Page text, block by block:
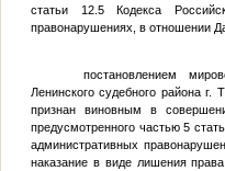
статьи 12.5 Кодекса
правонарушениях, в отношении
постановлением
Ленинского судебного района
признан виновным в
предусмотренного частью 5
административных
наказание в виде лишения